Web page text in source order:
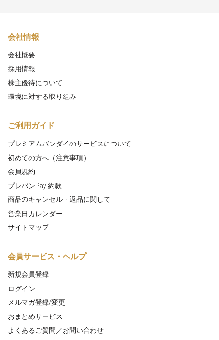
会社情報
会社概要
採用情報
株主優待について
環境に対する取り組み
ご利用ガイド
プレミアムバンダイのサービスについて
初めての方へ（注意事項）
会員規約
プレバンPay 約款
商品のキャンセル・返品に関して
営業日カレンダー
サイトマップ
会員サービス・ヘルプ
新規会員登録
ログイン
メルマガ登録/変更
おまとめサービス
よくあるご質問／お問い合わせ